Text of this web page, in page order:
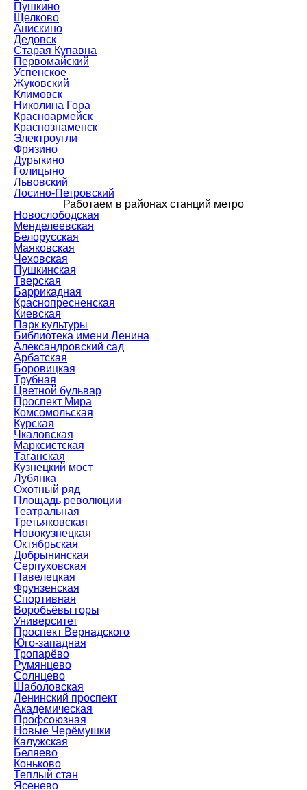
Пушкино
Щелково
Анискино
Дедовск
Старая Купавна
Первомайский
Успенское
Жуковский
Климовск
Николина Гора
Красноармейск
Краснознаменск
Электроугли
Фрязино
Дурыкино
Голицыно
Львовский
Лосино-Петровский
Работаем в районах станций метро
Новослободская
Менделеевская
Белорусская
Маяковская
Чеховская
Пушкинская
Тверская
Баррикадная
Краснопресненская
Киевская
Парк культуры
Библиотека имени Ленина
Александровский сад
Арбатская
Боровицкая
Трубная
Цветной бульвар
Проспект Мира
Комсомольская
Курская
Чкаловская
Марксистская
Таганская
Кузнецкий мост
Лубянка
Охотный ряд
Площадь революции
Театральная
Третьяковская
Новокузнецкая
Октябрьская
Добрынинская
Серпуховская
Павелецкая
Фрунзенская
Спортивная
Воробьёвы горы
Университет
Проспект Вернадского
Юго-западная
Тропарёво
Румянцево
Солнцево
Шаболовская
Ленинский проспект
Академическая
Профсоюзная
Новые Черёмушки
Калужская
Беляево
Коньково
Теплый стан
Ясенево